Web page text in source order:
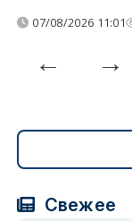
07/08/2026 11:01
Свежее